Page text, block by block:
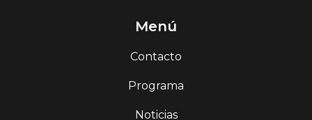
Menú
Contacto
Programa
Noticias